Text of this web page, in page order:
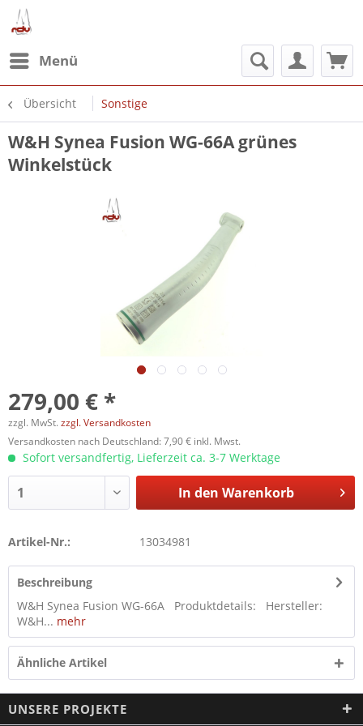
Menü
Übersicht Sonstige
W&H Synea Fusion WG-66A grünes
Winkelstück
279,00 € *
zzgl. MwSt. zzgl. Versandkosten
Versandkosten nach Deutschland: 7,90 € inkl. Mwst.
Sofort versandfertig, Lieferzeit ca. 3-7 Werktage
In den Warenkorb
Artikel-Nr.: 13034981
Beschreibung
W&H Synea Fusion WG-66A Produktdetails: Hersteller:
W&H... mehr
Ähnliche Artikel
UNSERE PROJEKTE